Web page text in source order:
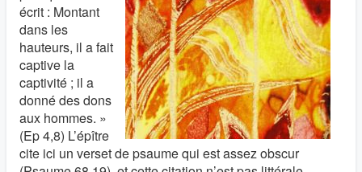
écrit : Montant
dans les
hauteurs, il a fait
captive la
captivité ; il a
donné des dons
aux hommes. »
(Ep 4,8) L’épître
cite ici un verset de psaume qui est assez obscur